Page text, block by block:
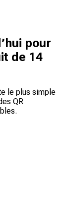
pour
de 14
le plus simple
QR
.